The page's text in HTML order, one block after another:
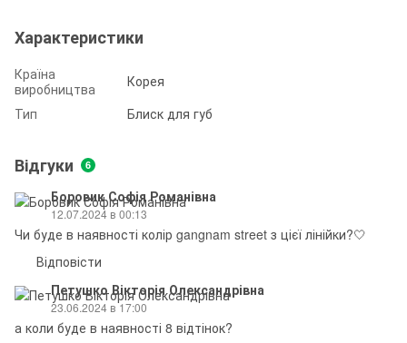
Характеристики
Країна
виробництва
Корея
Тип
Блиск для губ
Відгуки 6
Боровик Софія Романівна
12.07.2024 в 00:13
Чи буде в наявності колір gangnam street з цієї лінійки?🤍
Відповісти
Петушко Вікторія Олександрівна
23.06.2024 в 17:00
а коли буде в наявності 8 відтінок?